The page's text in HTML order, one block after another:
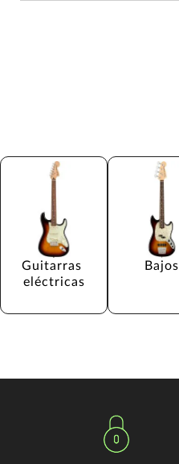
Guitarras
eléctricas
Bajos